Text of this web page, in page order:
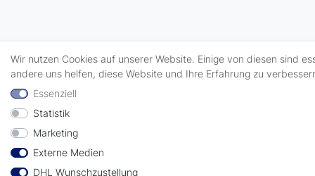
Wir nutzen Cookies auf unserer Website. Einige von diesen sind
andere uns helfen, diese Website und Ihre Erfahrung zu
Essenziell
Statistik
Marketing
Externe Medien
DHL Wunschzustellung